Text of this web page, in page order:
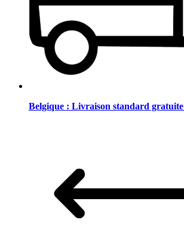
Belgique : Livraison standard gratuite